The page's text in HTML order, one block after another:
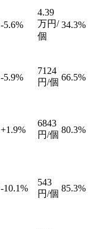
-5.6%
4.39
万円/
個
34.3%
-5.9%
7124
円/個 66.5%
+1.9%
6843
円/個 80.3%
-10.1%
543
円/個
85.3%